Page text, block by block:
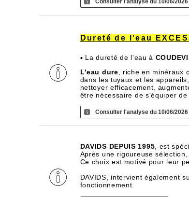
Consulter l'analyse du 10/06/2026
Dureté de l'eau
▪ La dureté de l'eau à
L'eau dure , riche en
dans les tuyaux et les
nettoyer efficacement,
être nécessaire de s'équiper
Consulter l'analyse du 10/06/2026
DAVIDS DEPUIS 1995 , est
Après une rigoureuse
Ce choix est motivé pour leur
DAVIDS, intervient également
fonctionnement.